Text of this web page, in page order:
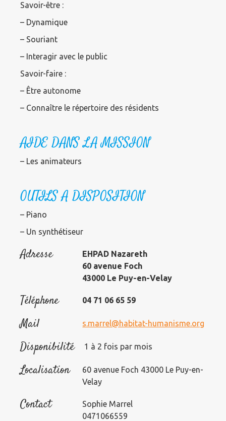
Savoir-être :
– Dynamique
– Souriant
– Interagir avec le public
Savoir-faire :
– Être autonome
– Connaître le répertoire des résidents
AIDE DANS LA MISSION
– Les animateurs
OUTILS A DISPOSITION
– Piano
– Un synthétiseur
Adresse
EHPAD Nazareth
60 avenue Foch
43000 Le Puy-en-Velay
Téléphone 04 71 06 65 59
Mail s.marrel@habitat-humanisme.org
Disponibilité 1 à 2 fois par mois
Localisation
60 avenue Foch 43000 Le Puy-en-
Velay
Contact
Sophie Marrel
0471066559